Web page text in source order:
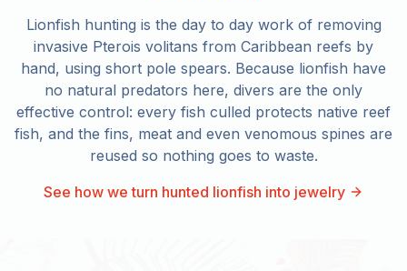
Lionfish hunting is the day to day work of removing
invasive Pterois volitans from Caribbean reefs by
hand, using short pole spears. Because lionfish have
no natural predators here, divers are the only
effective control: every fish culled protects native reef
fish, and the fins, meat and even venomous spines are
reused so nothing goes to waste.
See how we turn hunted lionfish into jewelry